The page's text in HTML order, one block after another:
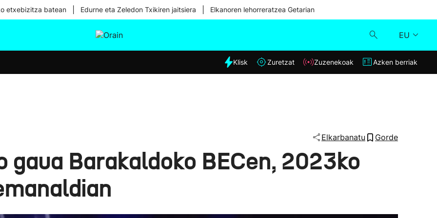
etxebizitza batean Edurne eta Zeledon Txikiren jaitsiera Elkanoren lehorreratzea Getarian
EU
Eguraldia
Klisk
Klisk Zuretzat Zuzenekoak Azken berriak
Elkarbanatu Gorde
gaua Barakaldoko BECen, 2023ko